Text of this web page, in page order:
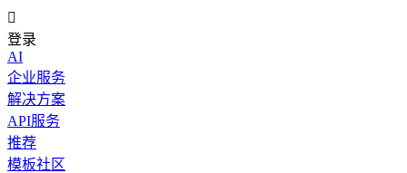

登录
AI
企业服务
解决方案
API服务
推荐
模板社区